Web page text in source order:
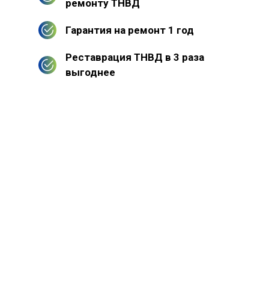
ремонту ТНВД
Гарантия на ремонт 1 год
Реставрация ТНВД в 3 раза
выгоднее